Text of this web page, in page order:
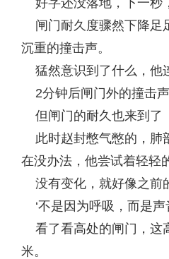
好字还没落地，下一秒
闸门耐久度骤然下降足
沉重的撞击声。
猛然意识到了什么，他
2分钟后闸门外的撞击声
但闸门的耐久也来到了
此时赵封憋气憋的，肺
在没办法，他尝试着轻轻
没有变化，就好像之前
‘不是因为呼吸，而是声
看了看高处的闸门，这
米。